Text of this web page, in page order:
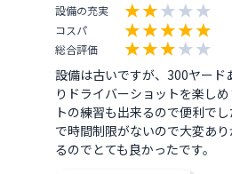
設備の充実
コスパ
総合評価
設備は古いですが、300ヤード
りドライバーショットを楽し
トの練習も出来るので便利で
で時間制限がないので大変あ
るのでとても良かったです。